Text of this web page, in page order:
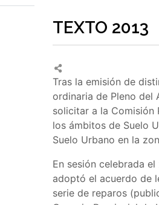
TEXTO 2013
Tras la emisión de
ordinaria de Pleno del
solicitar a la Comisión
los ámbitos de Suelo
Suelo Urbano en la
En sesión celebrada
adoptó el acuerdo de
serie de reparos